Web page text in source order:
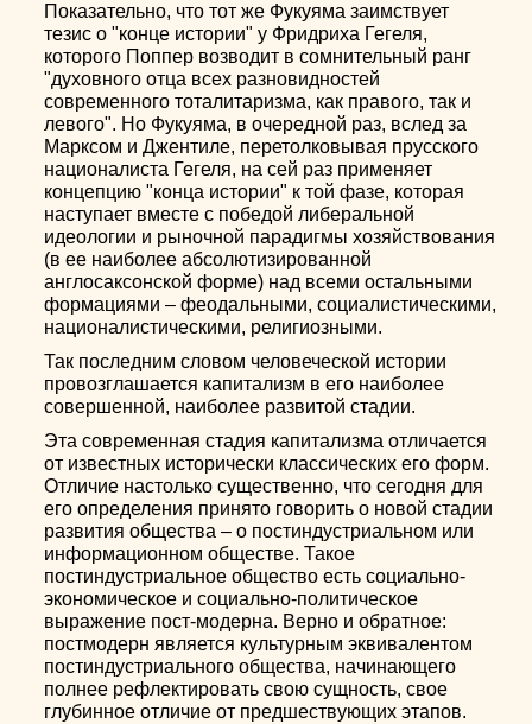
Показательно, что тот же Фукуяма заимствует
тезис о "конце истории" у Фридриха Гегеля,
которого Поппер возводит в сомнительный ранг
"духовного отца всех разновидностей
современного тоталитаризма, как правого, так и
левого". Но Фукуяма, в очередной раз, вслед за
Марксом и Джентиле, перетолковывая прусского
националиста Гегеля, на сей раз применяет
концепцию "конца истории" к той фазе, которая
наступает вместе с победой либеральной
идеологии и рыночной парадигмы хозяйствования
(в ее наиболее абсолютизированной
англосаксонской форме) над всеми остальными
формациями – феодальными, социалистическими,
националистическими, религиозными.
Так последним словом человеческой истории
провозглашается капитализм в его наиболее
совершенной, наиболее развитой стадии.
Эта современная стадия капитализма отличается
от известных исторически классических его форм.
Отличие настолько существенно, что сегодня для
его определения принято говорить о новой стадии
развития общества – о постиндустриальном или
информационном обществе. Такое
постиндустриальное общество есть социально-
экономическое и социально-политическое
выражение пост-модерна. Верно и обратное:
постмодерн является культурным эквивалентом
постиндустриального общества, начинающего
полнее рефлектировать свою сущность, свое
глубинное отличие от предшествующих этапов.